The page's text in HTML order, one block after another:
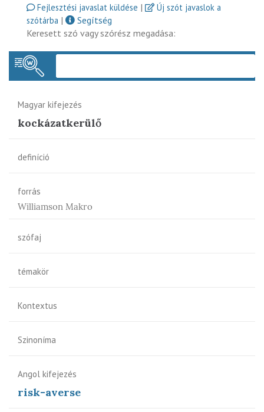
Fejlesztési javaslat küldése |
Új szót javaslok a
szótárba |
Segítség
Keresett szó vagy szórész megadása:
Magyar kifejezés
kockázatkerülő
definíció
forrás
Williamson Makro
szófaj
témakör
Kontextus
Szinoníma
Angol kifejezés
risk-averse